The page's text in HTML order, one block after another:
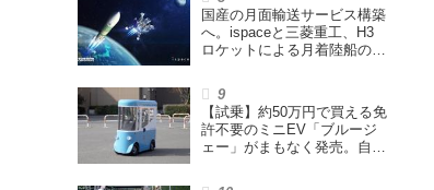
国産の月面輸送サービス構築
へ。ispaceと三菱重工、H3
ロケットによる月着陸船の打
結
【試乗】約50万円で買える免
許不要のミニEV「ブルージ
ェー」がまもなく発売。自転